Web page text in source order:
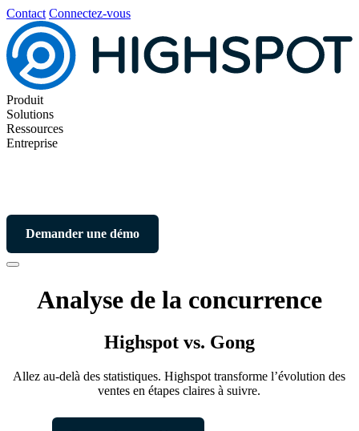
Contact Connectez-vous
Produit
Solutions
Ressources
Entreprise
Demander une démo
Analyse de la concurrence
Highspot vs. Gong
Allez au-delà des statistiques. Highspot transforme l’évolution des
ventes en étapes claires à suivre.